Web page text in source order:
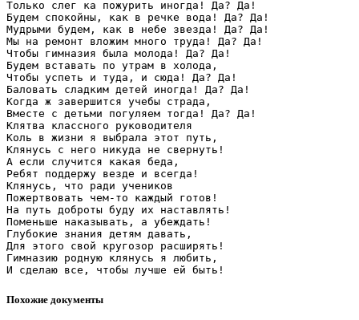
Только слег ка пожурить иногда! Да? Да!
Будем спокойны, как в речке вода! Да? Да!
Мудрыми будем, как в небе звезда! Да? Да!
Мы на ремонт вложим много труда! Да? Да!
Чтобы гимназия была молода! Да? Да!
Будем вставать по утрам в холода,
Чтобы успеть и туда, и сюда! Да? Да!
Баловать сладким детей иногда! Да? Да!
Когда ж завершится учебы страда,
Вместе с детьми погуляем тогда! Да? Да!
Клятва классного руководителя
Коль в жизни я выбрала этот путь,
Клянусь с него никуда не свернуть!
А если случится какая беда,
Ребят поддержу везде и всегда!
Клянусь, что ради учеников
Пожертвовать чем-то каждый готов!
На путь доброты буду их наставлять!
Поменьше наказывать, а убеждать!
Глубокие знания детям давать,
Для этого свой кругозор расширять!
Гимназию родную клянусь я любить,
Похожие документы